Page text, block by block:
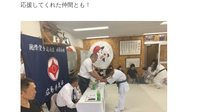
応援してくれた仲間とも！